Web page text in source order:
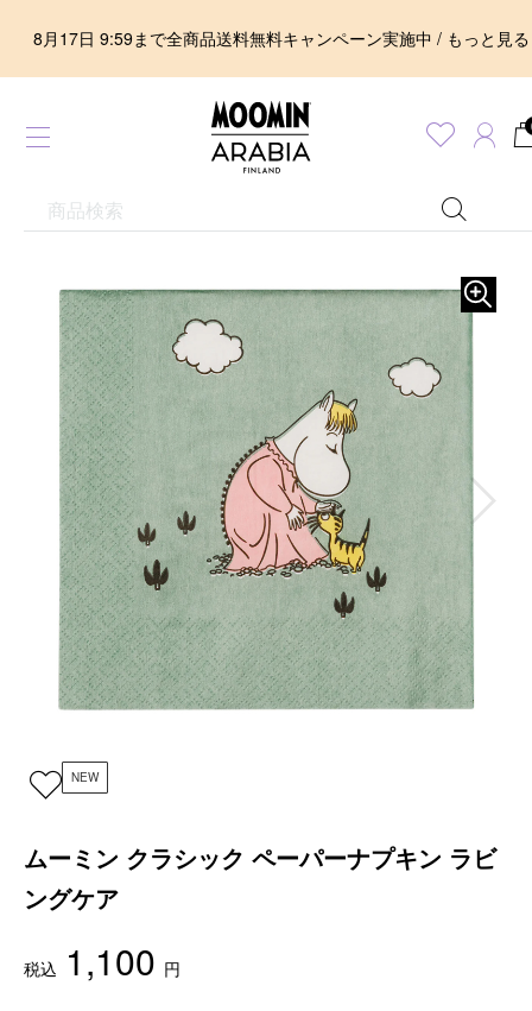
8月17日 9:59まで全商品送料無料キャンペーン実施中 / もっと見る
NEW
ムーミン クラシック ペーパーナプキン ラビ
ングケア
税込 1,100 円